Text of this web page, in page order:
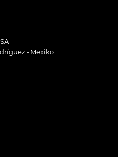
- Mexiko